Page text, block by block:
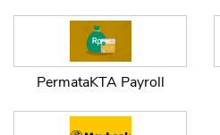
PermataKTA Payroll